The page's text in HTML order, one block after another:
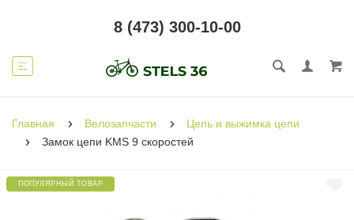
8 (473) 300-10-00
Главная Велозапчасти
Цепь и выжимка цепи
Замок цепи KMS 9 скоростей
ПОПУЛЯРНЫЙ ТОВАР